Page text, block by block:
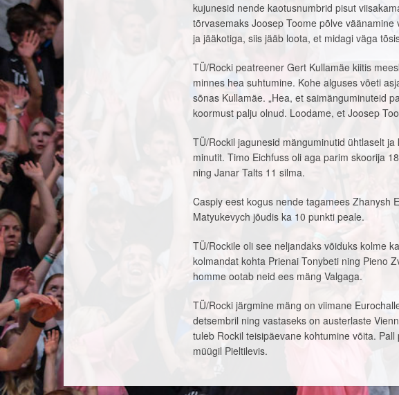
kujunesid nende kaotusnumbrid pisut
tõrvasemaks Joosep Toome põlve
ja jääkotiga, siis jääb loota, et midagi väga
TÜ/Rocki peatreener Gert Kullamäe kiitis
minnes hea suhtumine. Kohe alguses võeti
sõnas Kullamäe. „Hea, et saimänguminuteid
koormust palju olnud. Loodame, et Joosep
TÜ/Rockil jagunesid mänguminutid ühtlaselt
minutit. Timo Eichfuss oli aga parim skoorija
ning Janar Talts 11 silma.
Caspiy eest kogus nende tagamees Zhanysh
Matyukevych jõudis ka 10 punkti peale.
TÜ/Rockile oli see neljandaks võiduks kolme
kolmandat kohta Prienai Tonybeti ning Pieno
homme ootab neid ees mäng Valgaga.
TÜ/Rocki järgmine mäng on viimane
detsembril ning vastaseks on austerlaste
tuleb Rockil teisipäevane kohtumine võita.
müügil Pieltilevis.